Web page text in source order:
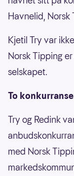
Havnelid, Norsk
Kjetil Try var
Norsk Tipping
selskapet.
To
Try og Redink
med Norsk